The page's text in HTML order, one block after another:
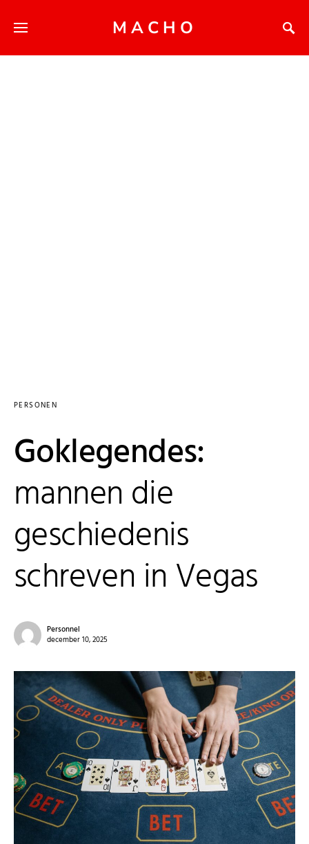
MACHO
PERSONEN
Goklegendes:
mannen die
geschiedenis
schreven in Vegas
Personnel
december 10, 2025